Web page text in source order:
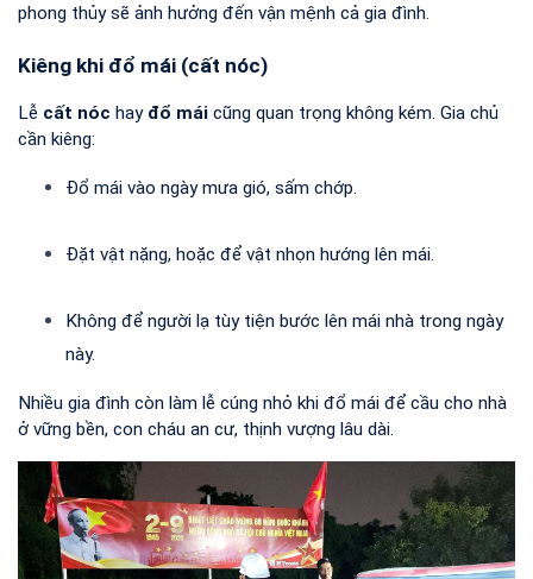
phong thủy sẽ ảnh hưởng đến vận mệnh cả gia đình.
Kiêng khi đổ mái (cất nóc)
Lễ cất nóc hay đổ mái cũng quan trọng không kém. Gia chủ
cần kiêng:
Đổ mái vào ngày mưa gió, sấm chớp.
Đặt vật nặng, hoặc để vật nhọn hướng lên mái.
Không để người lạ tùy tiện bước lên mái nhà trong ngày
này.
Nhiều gia đình còn làm lễ cúng nhỏ khi đổ mái để cầu cho nhà
ở vững bền, con cháu an cư, thịnh vượng lâu dài.